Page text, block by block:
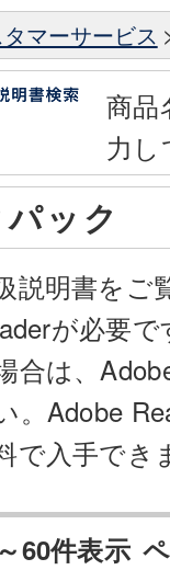
マーサービス
商品
力し
ック
説明書をご
が必要
合は、
。Adobe
で入手でき
60件表示